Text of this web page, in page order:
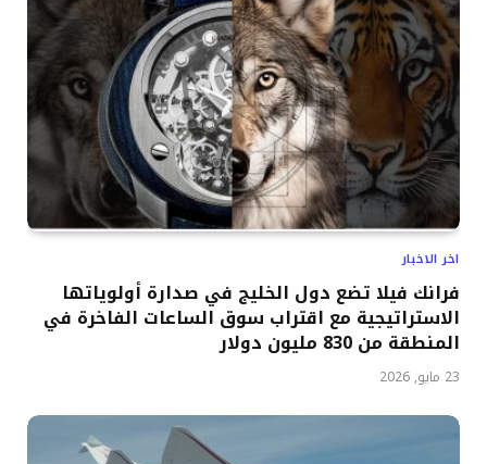
اخر الاخبار
فرانك فيلا تضع دول الخليج في صدارة أولوياتها
الاستراتيجية مع اقتراب سوق الساعات الفاخرة في
المنطقة من 830 مليون دولار
23 مايو, 2026